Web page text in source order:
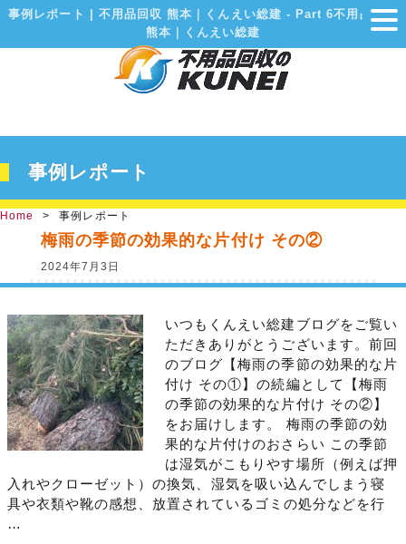
事例レポート | 不用品回収 熊本｜くんえい総建 - Part 6不用品回収
熊本｜くんえい総建
Home 事例レポート
事例レポート
梅雨の季節の効果的な片付け その②
2024年7月3日
いつもくんえい総建ブログをご覧い
ただきありがとうございます。前回
のブログ【梅雨の季節の効果的な片
付け その①】の続編として【梅雨
の季節の効果的な片付け その②】
をお届けします。 梅雨の季節の効
果的な片付けのおさらい この季節
は湿気がこもりやす場所（例えば押
入れやクローゼット）の換気、湿気を吸い込んでしまう寝
具や衣類や靴の感想、放置されているゴミの処分などを行
…